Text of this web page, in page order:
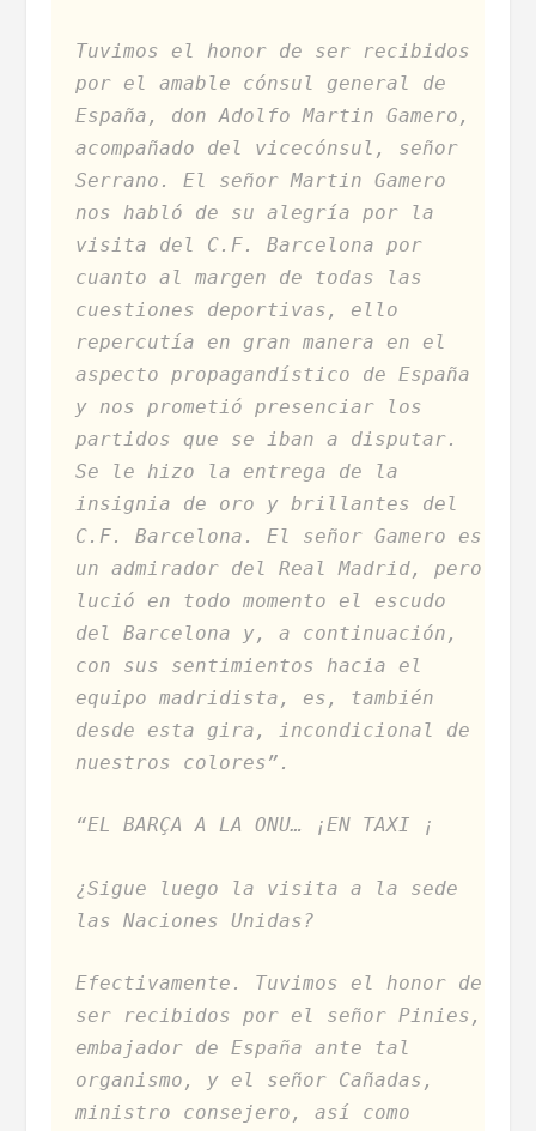
Tuvimos el honor de ser recibidos
por el amable cónsul general de
España, don Adolfo Martin Gamero,
acompañado del vicecónsul, señor
Serrano. El señor Martin Gamero
nos habló de su alegría por la
visita del C.F. Barcelona por
cuanto al margen de todas las
cuestiones deportivas, ello
repercutía en gran manera en el
aspecto propagandístico de España
y nos prometió presenciar los
partidos que se iban a disputar.
Se le hizo la entrega de la
insignia de oro y brillantes del
C.F. Barcelona. El señor Gamero es
un admirador del Real Madrid, pero
lució en todo momento el escudo
del Barcelona y, a continuación,
con sus sentimientos hacia el
equipo madridista, es, también
desde esta gira, incondicional de
nuestros colores”.
“EL BARÇA A LA ONU… ¡EN TAXI ¡
¿Sigue luego la visita a la sede
las Naciones Unidas?
Efectivamente. Tuvimos el honor de
ser recibidos por el señor Pinies,
embajador de España ante tal
organismo, y el señor Cañadas,
ministro consejero, así como